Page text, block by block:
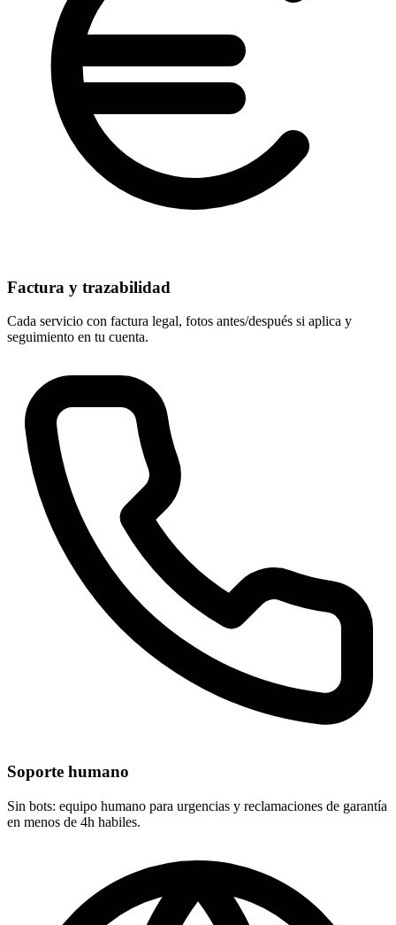
Factura y trazabilidad
Cada servicio con factura legal, fotos antes/después si aplica y
seguimiento en tu cuenta.
Soporte humano
Sin bots: equipo humano para urgencias y reclamaciones de garantía
en menos de 4h habiles.